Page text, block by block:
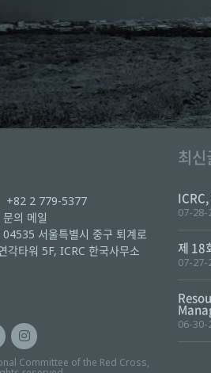
+82 2 779-5377
문의 메일
04535 서울특별시 중구 퇴계로
각타워 5F, ICRC 한국사무소
Committee of the Red Cross,
최신
07-28-
제 18
07-27-
06-30-